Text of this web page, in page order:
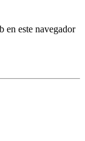
en este navegador